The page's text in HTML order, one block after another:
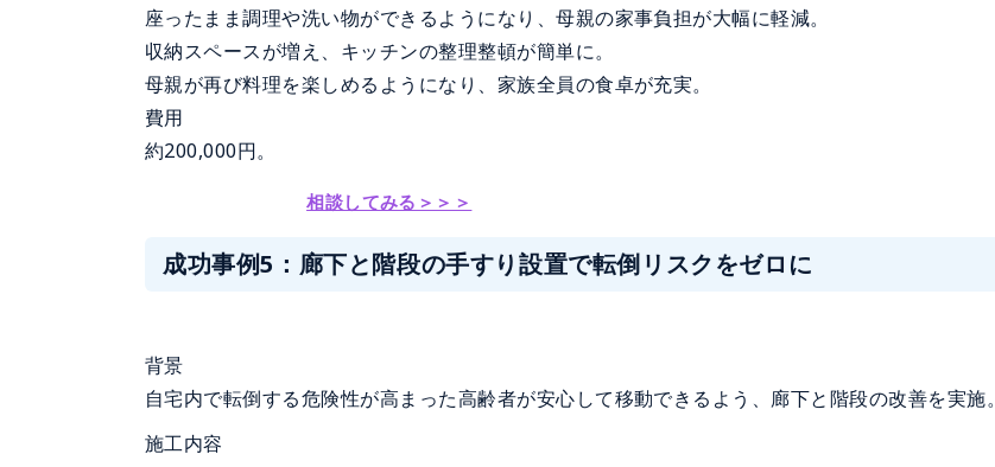
座ったまま調理や洗い物ができるようになり、母親の家事負担が大幅に軽減。
収納スペースが増え、キッチンの整理整頓が簡単に。
母親が再び料理を楽しめるようになり、家族全員の食卓が充実。
費用
約200,000円。
相談してみる＞＞＞
成功事例5：廊下と階段の手すり設置で転倒リスクをゼロに
背景
自宅内で転倒する危険性が高まった高齢者が安心して移動できるよう、廊下と階段の改善を実施。
施工内容